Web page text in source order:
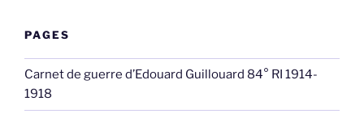
PAGES
Carnet de guerre d’Edouard Guillouard 84° RI 1914-
1918